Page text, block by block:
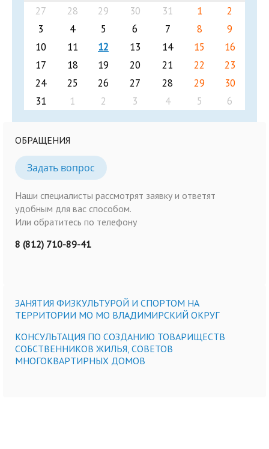
27 28 29 30 31 1
2
3
4 5 6 7 8
9
10
11 12 13 14 15
16
17
18 19 20 21 22
23
24
25 26 27 28 29
30
31
1 2 3 4 5 6
ОБРАЩЕНИЯ
Задать вопрос
Наши специалисты рассмотрят заявку и ответят
удобным для вас способом.
Или обратитесь по телефону
8 (812) 710-89-41
ЗАНЯТИЯ ФИЗКУЛЬТУРОЙ И СПОРТОМ НА
ТЕРРИТОРИИ МО МО ВЛАДИМИРСКИЙ ОКРУГ
КОНСУЛЬТАЦИЯ ПО СОЗДАНИЮ ТОВАРИЩЕСТВ
СОБСТВЕННИКОВ ЖИЛЬЯ, СОВЕТОВ
МНОГОКВАРТИРНЫХ ДОМОВ